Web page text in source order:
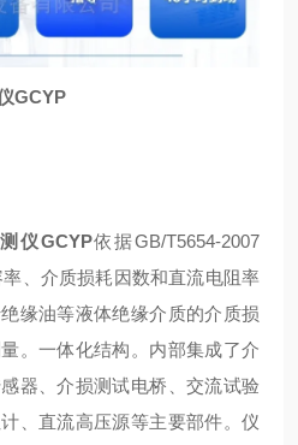
GCYP
仪GCYP依据GB/T5654-2007
率、介质损耗因数和直流电阻率
缘油等液体绝缘介质的介质损
。一体化结构。内部集成了介
器、介损测试电桥、交流试验
、直流高压源等主要部件。仪